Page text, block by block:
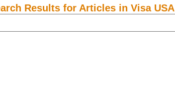
Results for Articles in Visa USA